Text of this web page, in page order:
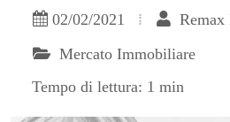
02/02/2021
Remax
Mercato Immobiliare
Tempo di lettura: 1 min